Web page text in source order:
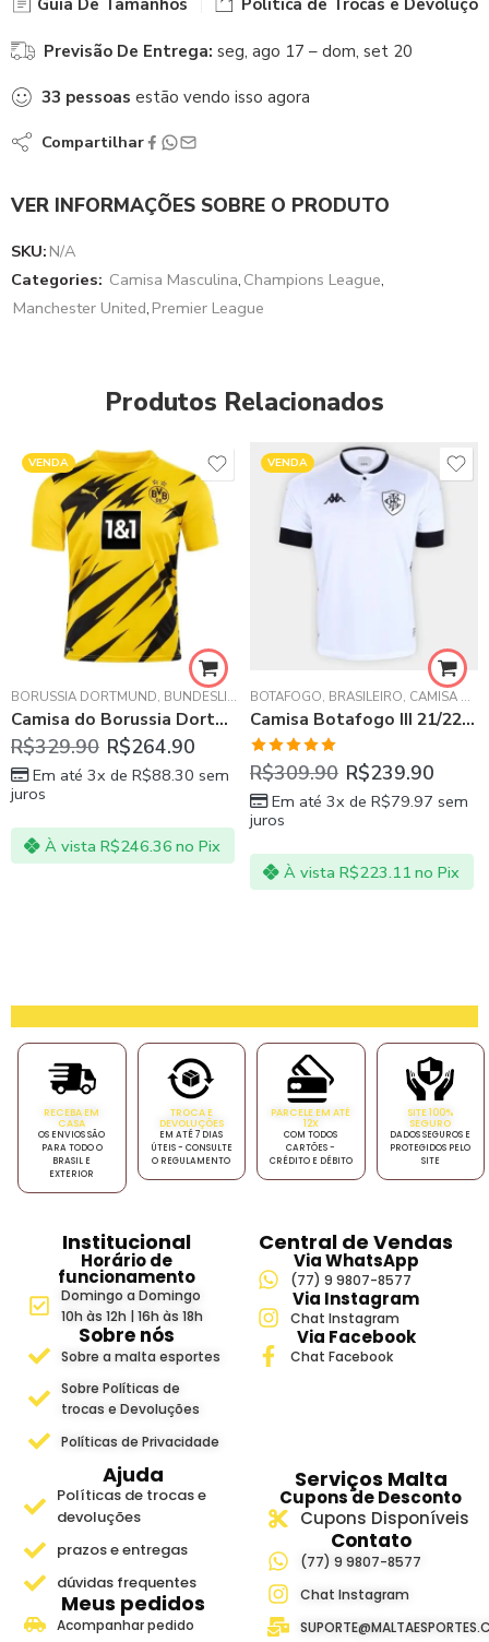
Guia De Tamanhos Política de Trocas e
Previsão De Entrega: seg, ago 17 – dom, set 20
33 pessoas estão vendo isso agora
Compartilhar
VER INFORMAÇÕES SOBRE O PRODUTO
SKU: N/A
Categories: Camisa Masculina, Champions League,
Manchester United, Premier League
Produtos Relacionados
,CAMISA MASCULINA,CHAMPIONS LEAGUE
VENDA
BORUSSIA DORTMUND, BUNDESLIGA ,CAMISA MASCULINA
Camisa do Borussia Dortmund I 20/21
R$329.90 R$264.90
Em até 3x de R$88.30 sem
juros
À vista R$246.36 no Pix
VENDA
BOTAFOGO, BRASILEIRO, CAMISA MASCULINA
Camisa Botafogo III 21/22 Branca
Avaliação
5.00de 5
R$309.90 R$239.90
Em até 3x de R$79.97 sem
juros
À vista R$223.11 no Pix
RECEBA EM
CASA
OS ENVIOS SÃO
PARA TODO O
BRASIL E
EXTERIOR
TROCA E
DEVOLUÇÕES
EM ATÉ 7 DIAS
ÚTEIS - CONSULTE
O REGULAMENTO
PARCELE EM ATÉ
12X
COM TODOS
CARTÕES -
CRÉDITO E DÉBITO
SITE 100%
SEGURO
DADOS SEGUROS E
PROTEGIDOS PELO
SITE
Institucional
Horário de
funcionamento
Domingo a Domingo
10h às 12h | 16h às 18h
Sobre nós
Sobre a malta esportes
Sobre Políticas de
trocas e Devoluções
Políticas de Privacidade
Central de Vendas
Via WhatsApp
(77) 9 9807-8577
Via Instagram
Chat Instagram
Via Facebook
Chat Facebook
Ajuda
Políticas de trocas e
devoluções
prazos e entregas
dúvidas frequentes
Meus pedidos
Acompanhar pedido
Serviços Malta
Cupons de Desconto
Cupons Disponíveis
Contato
(77) 9 9807-8577
Chat Instagram